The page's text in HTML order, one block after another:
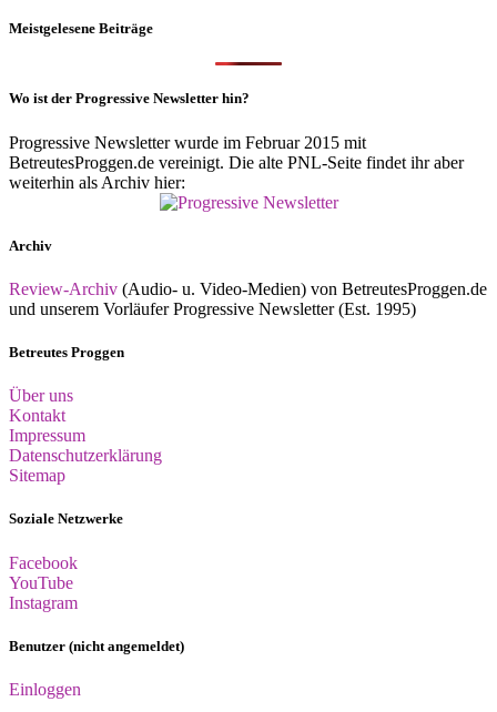
Meistgelesene Beiträge
Wo ist der Progressive Newsletter hin?
Progressive Newsletter wurde im Februar 2015 mit
BetreutesProggen.de vereinigt. Die alte PNL-Seite findet ihr aber
weiterhin als Archiv hier:
Archiv
Review-Archiv (Audio- u. Video-Medien) von BetreutesProggen.de
und unserem Vorläufer Progressive Newsletter (Est. 1995)
Betreutes Proggen
Über uns
Kontakt
Impressum
Datenschutzerklärung
Sitemap
Soziale Netzwerke
Facebook
YouTube
Instagram
Benutzer (nicht angemeldet)
Einloggen